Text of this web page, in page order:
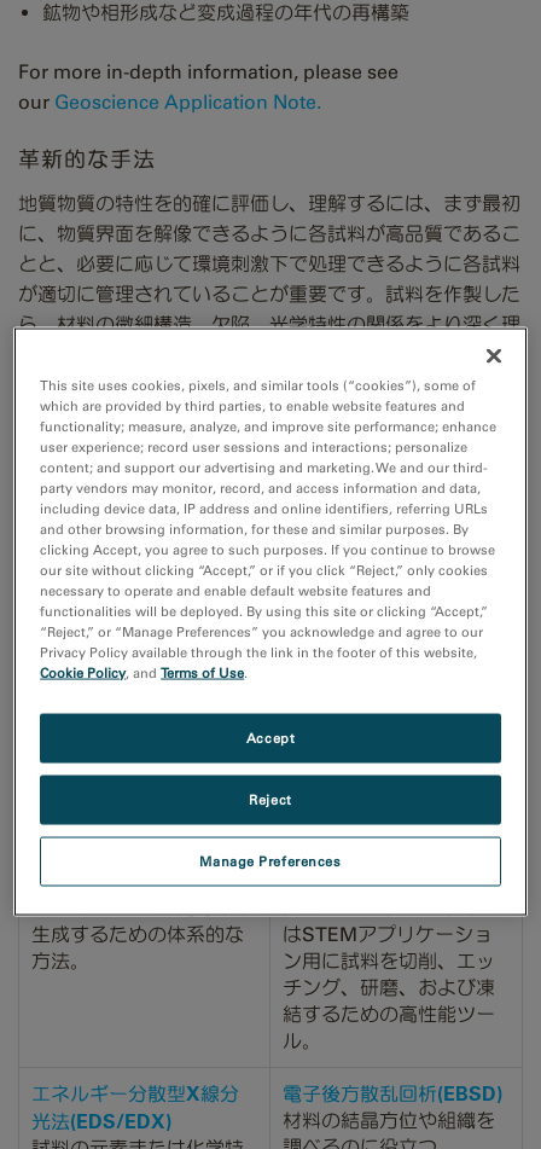
鉱物や相形成など変成過程の年代の再構築
For more in-depth information, please see
our Geoscience Application Note.
革新的な手法
地質物質の特性を的確に評価し、理解するには、まず最初
に、物質界面を解像できるように各試料が高品質であるこ
とと、必要に応じて環境刺激下で処理できるように各試料
が適切に管理されていることが重要です。試料を作製した
ら、材料の微細構造、欠陥、光学特性の関係をより深く理
カソードルミネッセンス
(CL)
顕微鏡レベルで材料の化
学特性および電子特性に
ついて独自の知見を得る
ことができる。
For more information,
visitWhatIsCL.info.
イメージング
材料の成長、素子の超微
細構造と不具合を理解す
るのに役立つ、権威ある
賞を受賞した高分解能イ
メージングツール。
電子エネルギー損失分光
原子分解能の化学および
エネルギーフィルタ透過
解能で像内の元素と化学
物質を強調しマッピング
を行い定量化するイメー
ジング手法の1つ。
スペクトルイメージング
EELSデータの空間分布を
生成するための体系的な
方法。
試料作製
独自のSEM、TEM、また
はSTEMアプリケーショ
ン用に試料を切削、エッ
チング、研磨、および凍
結するための高性能ツー
ル。
エネルギー分散型X線分
光法(EDS/EDX)
電子後方散乱回析(EBSD)
材料の結晶方位や組織を
This site uses cookies, pixels, and similar tools (“cookies”), some of
which are provided by third parties, to enable website features and
functionality; measure, analyze, and improve site performance; enhance
user experience; record user sessions and interactions; personalize
content; and support our advertising and marketing. We and our third-
party vendors may monitor, record, and access information and data,
including device data, IP address and online identifiers, referring URLs
and other browsing information, for these and similar purposes. By
clicking Accept, you agree to such purposes. If you continue to browse
our site without clicking “Accept,” or if you click “Reject,” only cookies
necessary to operate and enable default website features and
functionalities will be deployed. By using this site or clicking “Accept,”
“Reject,” or “Manage Preferences” you acknowledge and agree to our
Privacy Policy available through the link in the footer of this website,
Cookie Policy, andTerms of Use.
Manage Preferences
Reject
Accept